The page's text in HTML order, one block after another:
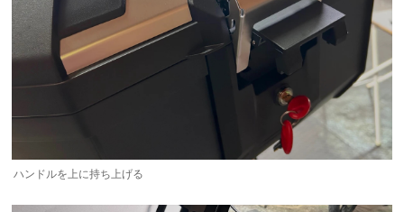
ハンドルを上に持ち上げる